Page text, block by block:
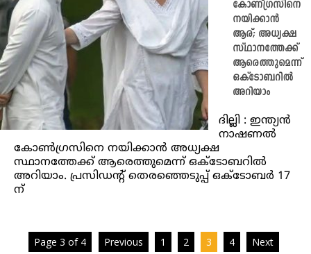
കോണ്ഗ്രസിനെ
നയിക്കാൻ
ആര്; അധ്യക്ഷ
സ്ഥാനത്തേക്ക്
ആരെത്തുമെന്ന്
ഒക്ടോബറില്‍
അറിയാം
ദില്ലി : ഇന്ത്യന്‍
നാഷണല്‍
കോണ്‍ഗ്രസിനെ നയിക്കാന്‍ അധ്യക്ഷ
സ്ഥാനത്തേക്ക് ആരെത്തുമെന്ന് ഒക്ടോബറില്‍
അറിയാം. പ്രസിഡന്റ് തെരഞ്ഞെടുപ്പ് ഒക്ടോബര്‍ 17
ന്
Page 3 of 4 Previous 1 2 3 4 Next